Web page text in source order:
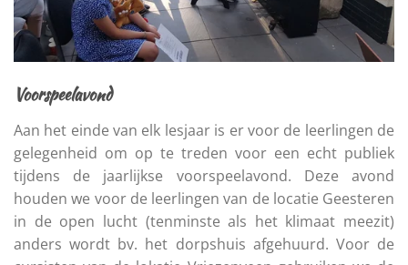
Voorspeelavond
Aan het einde van elk lesjaar is er voor de leerlingen de
gelegenheid om op te treden voor een echt publiek
tijdens de jaarlijkse voorspeelavond. Deze avond
houden we voor de leerlingen van de locatie Geesteren
in de open lucht (tenminste als het klimaat meezit)
anders wordt bv. het dorpshuis afgehuurd. Voor de